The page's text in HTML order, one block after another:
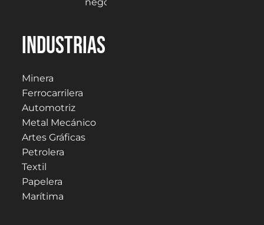
Industrias
Minera
Ferrocarrilera
Automotriz
Metal Mecánico
Artes Gráficas
Petrolera
Textil
Papelera
Marítima